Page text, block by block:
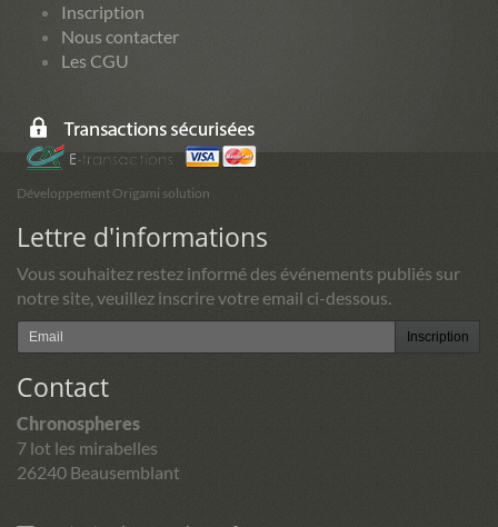
Inscription
Nous contacter
Les CGU
Développement Origami solution
Lettre d'informations
Vous souhaitez restez informé des événements publiés sur
notre site, veuillez inscrire votre email ci-dessous.
Inscription
Contact
Chronospheres
7 lot les mirabelles
26240 Beausemblant